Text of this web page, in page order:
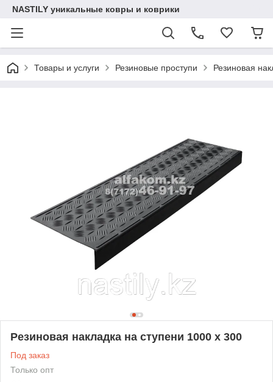
NASTILY уникальные ковры и коврики
Товары и услуги Резиновые проступи Резиновая
Резиновая накладка на ступени 1000 х 300
Под заказ
Только опт